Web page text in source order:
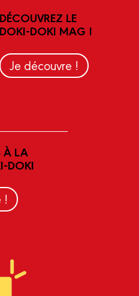
DÉCOUVREZ LE
DOKI-DOKI MAG !
Je découvre !
À LA
DOKI
!